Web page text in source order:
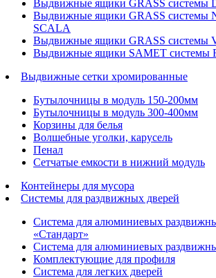
Выдвижные ящики GRASS системы
Выдвижные ящики GRASS системы
SCALA
Выдвижные ящики GRASS системы
Выдвижные ящики SAMET системы
Выдвижные сетки хромированные
Бутылочницы в модуль 150-200мм
Бутылочницы в модуль 300-400мм
Корзины для белья
Волшебные уголки, карусель
Пенал
Cетчатые емкости в нижний модуль
Контейнеры для мусора
Системы для раздвижных дверей
Система для алюминиевых
«Стандарт»
Система для алюминиевых
Комплектующие для профиля
Система для легких дверей